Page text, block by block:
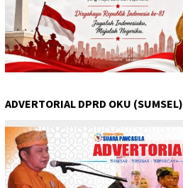
ADVERTORIAL DPRD OKU (SUMSEL)